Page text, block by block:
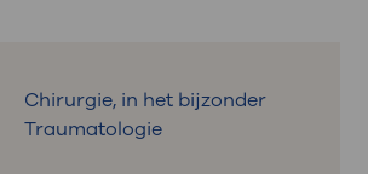
Chirurgie, in het bijzonder
Traumatologie